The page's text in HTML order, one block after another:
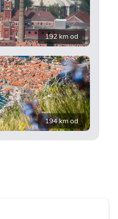
192 km od
194 km od